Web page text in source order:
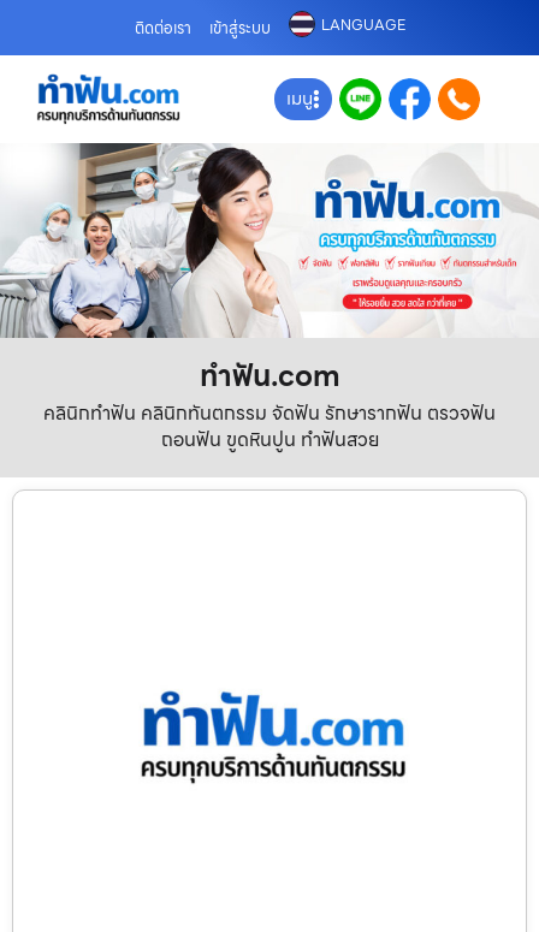
ติดต่อเรา เข้าสู่ระบบ LANGUAGE
เมนู
ทําฟัน.com
คลินิกทำฟัน คลินิกทันตกรรม จัดฟัน รักษารากฟัน ตรวจฟัน
ถอนฟัน ขูดหินปูน ทำฟันสวย